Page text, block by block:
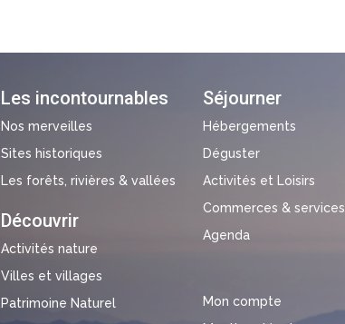
Les incontournables
Nos merveilles
Sites historiques
Les forêts, rivières & vallées
Découvrir
Activités nature
Villes et villages
Patrimoine Naturel
Séjourner
Hébergements
Déguster
Activités et Loisirs
Commerces & services
Agenda
Mon compte